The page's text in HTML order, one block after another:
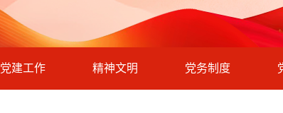
党建工作 精神文明 党务制度